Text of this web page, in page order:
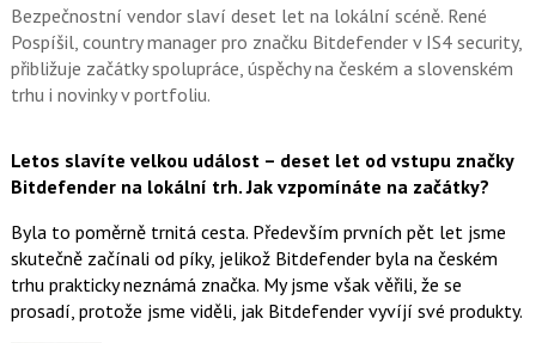
Bezpečnostní vendor slaví deset let na lokální scéně. René
Pospíšil, country manager pro značku Bitdefender v IS4 security,
přibližuje začátky spolupráce, úspěchy na českém a slovenském
trhu i novinky v portfoliu.
Letos slavíte velkou událost – deset let od vstupu značky
Bitdefender na lokální trh. Jak vzpomínáte na začátky?
Byla to poměrně trnitá cesta. Především prvních pět let jsme
skutečně začínali od píky, jelikož Bitdefender byla na českém
trhu prakticky neznámá značka. My jsme však věřili, že se
prosadí, protože jsme viděli, jak Bitdefender vyvíjí své produkty.